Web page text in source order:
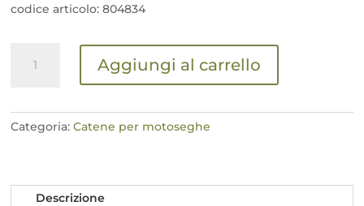
codice articolo: 804834
sherwood
quantità
Aggiungi al carrello
Categoria:Catene per motoseghe
Descrizione